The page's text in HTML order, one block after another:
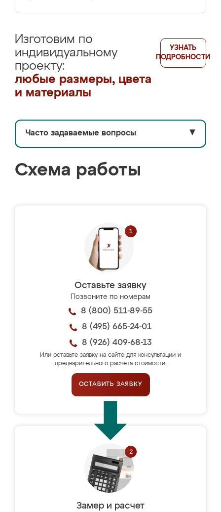
Изготовим по
индивидуальному
проекту:
любые размеры, цвета
и материалы
УЗНАТЬ
ПОДРОБНОСТИ
Часто задаваемые вопросы ▼
Схема работы
Оставьте заявку
Позвоните по номерам
8 (800) 511-89-55
8 (495) 665-24-01
8 (926) 409-68-13
Или оставьте заявку на сайте для консультации и
предварительного расчёта стоимости.
ОСТАВИТЬ ЗАЯВКУ
Замер и расчет